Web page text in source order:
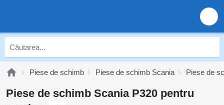
Piese de schimb Piese de schimb Scania Piese de
Piese de schimb Scania P320 pentru